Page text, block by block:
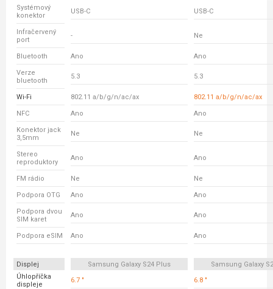
Systémový
konektor
USB-C USB-C
Infračervený
port
- Ne
Bluetooth Ano Ano
Verze
bluetooth
5.3 5.3
Wi-Fi 802.11 a/b/g/n/ac/ax 802.11 a/b/g/n/ac/ax
NFC Ano Ano
Konektor jack
3,5mm
Ne Ne
Stereo
reproduktory
Ano Ano
FM rádio Ne Ne
Podpora OTG Ano Ano
Podpora dvou
SIM karet
Ano Ano
Podpora eSIM Ano Ano
Displej Samsung Galaxy S24 Plus
Samsung Galaxy
Úhlopříčka
displeje
6.7 " 6.8 "